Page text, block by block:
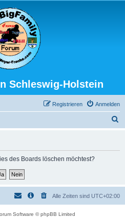
Schleswig-Holstein
Anmelden
Registrieren
des Boards löschen möchtest?
Alle Zeiten sind UTC+02:00
Software © phpBB Limited